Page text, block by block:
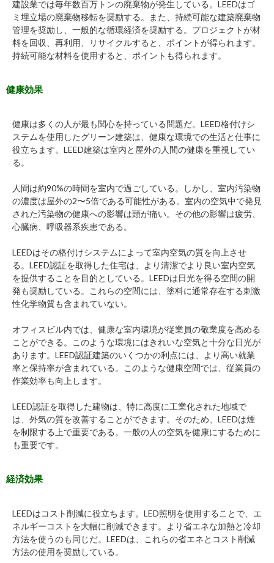
建設業では毎年数百万トンの廃棄物が発生している。LEEDはゴ
ミ埋立場の廃棄物移転を奨励する。また、持続可能な建築廃棄物
管理を奨励し、一般的な循環経済を奨励する。プロジェクトが材
料を回収、再利用、リサイクルすると、ポイントが得られます。
持続可能な材料を使用すると、ポイントも得られます。
健康効果
健康は多くの人が最も関心を持っている問題だ。LEED格付けシ
ステムを使用したグリーン建築は、健康な環境での生活と仕事に
役立ちます。LEED建築は室内と屋外の人間の健康を重視してい
る。
人間は約90%の時間を室内で過ごしている。しかし、室内汚染物
の濃度は屋外の2〜5倍である可能性がある。室内の空気中で発見
された汚染物の健康への影響は頭が痛い。その他の影響は疲労、
心臓病、呼吸器系疾患である。
LEEDはその格付けシステムによって室内空気の質を向上させ
る。LEED認証を取得した住宅は、より清潔でより良い室内空気
を提供することを目的としている。LEEDは日光を得る空間の開
発も奨励している。これらの空間には、塗料に通常存在する刺激
性化学物質も含まれていない。
オフィスビル内では、健康な室内環境が従業員の敬業度を高める
ことができる。このような環境にはきれいな空気と十分な日光が
あります。LEED認証建築のいくつかの利点には、より高い就業
率と保持率が含まれている。このような健康空間では、従業員の
作業効率も向上します。
LEED認証を取得した建物は、特に高度に工業化された地域で
は、外気の質を改善することができます。そのため、LEEDは煙
を制限する上で重要である。一般の人の空気を健康にするために
も重要です。
経済効果
LEEDはコスト削減に役立ちます。LED照明を使用することで、エ
ネルギーコストを大幅に削減できます。より省エネな加熱と冷却
方法を使うのも同じだ。LEEDは、これらの省エネとコスト削減
方法の使用を奨励している。